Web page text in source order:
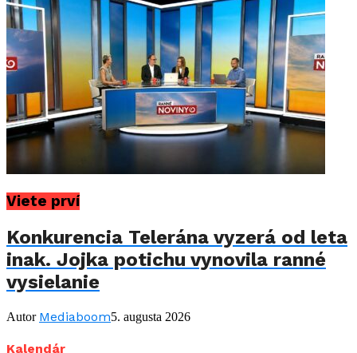
Viete prví
Konkurencia Telerána vyzerá od leta
inak. Jojka potichu vynovila ranné
vysielanie
Autor Mediaboom5. augusta 2026
Kalendár